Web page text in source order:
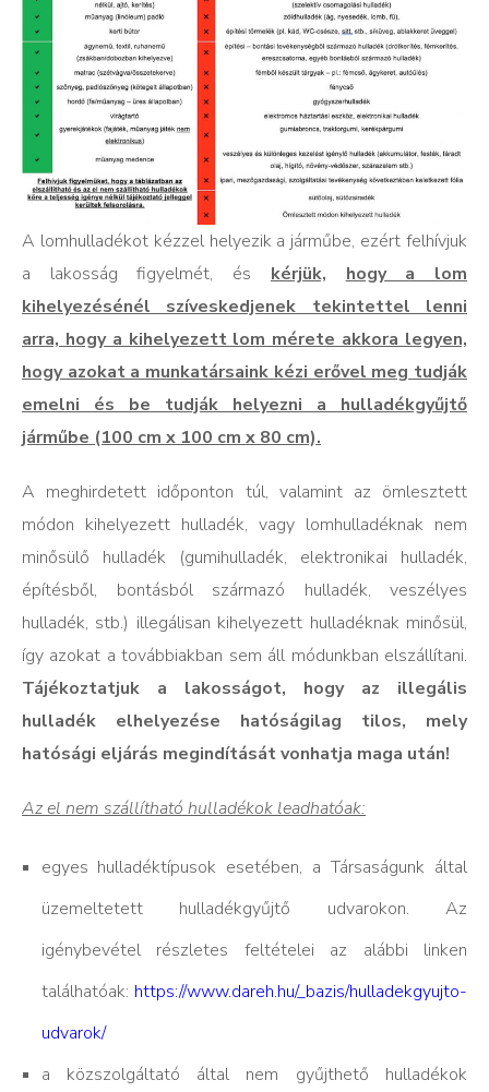
A lomhulladékot kézzel helyezik a járműbe, ezért felhívjuk
a lakosság figyelmét, és
kérjük,
hogy a lom
kihelyezésénél szíveskedjenek tekintettel lenni
arra, hogy a kihelyezett lom mérete akkora legyen,
hogy azokat a munkatársaink kézi erővel meg tudják
emelni és be tudják helyezni a hulladékgyűjtő
járműbe (100 cm x 100 cm x 80 cm).
A meghirdetett időponton túl, valamint az ömlesztett
módon kihelyezett hulladék, vagy lomhulladéknak nem
minősülő hulladék (gumihulladék, elektronikai hulladék,
építésből, bontásból származó hulladék, veszélyes
hulladék, stb.) illegálisan kihelyezett hulladéknak minősül,
így azokat a továbbiakban sem áll módunkban elszállítani.
Tájékoztatjuk a lakosságot, hogy az illegális
hulladék elhelyezése hatóságilag tilos, mely
hatósági eljárás megindítását vonhatja maga után!
Az el nem szállítható hulladékok leadhatóak:
egyes hulladéktípusok esetében, a Társaságunk által
üzemeltetett hulladékgyűjtő udvarokon. Az
igénybevétel részletes feltételei az alábbi linken
találhatóak: https://www.dareh.hu/_bazis/hulladekgyujto-
udvarok/
a közszolgáltató által nem gyűjthető hulladékok